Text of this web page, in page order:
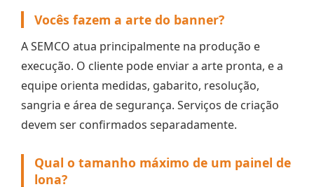
Vocês fazem a arte do banner?
A SEMCO atua principalmente na produção e
execução. O cliente pode enviar a arte pronta, e a
equipe orienta medidas, gabarito, resolução,
sangria e área de segurança. Serviços de criação
devem ser confirmados separadamente.
Qual o tamanho máximo de um painel de
lona?